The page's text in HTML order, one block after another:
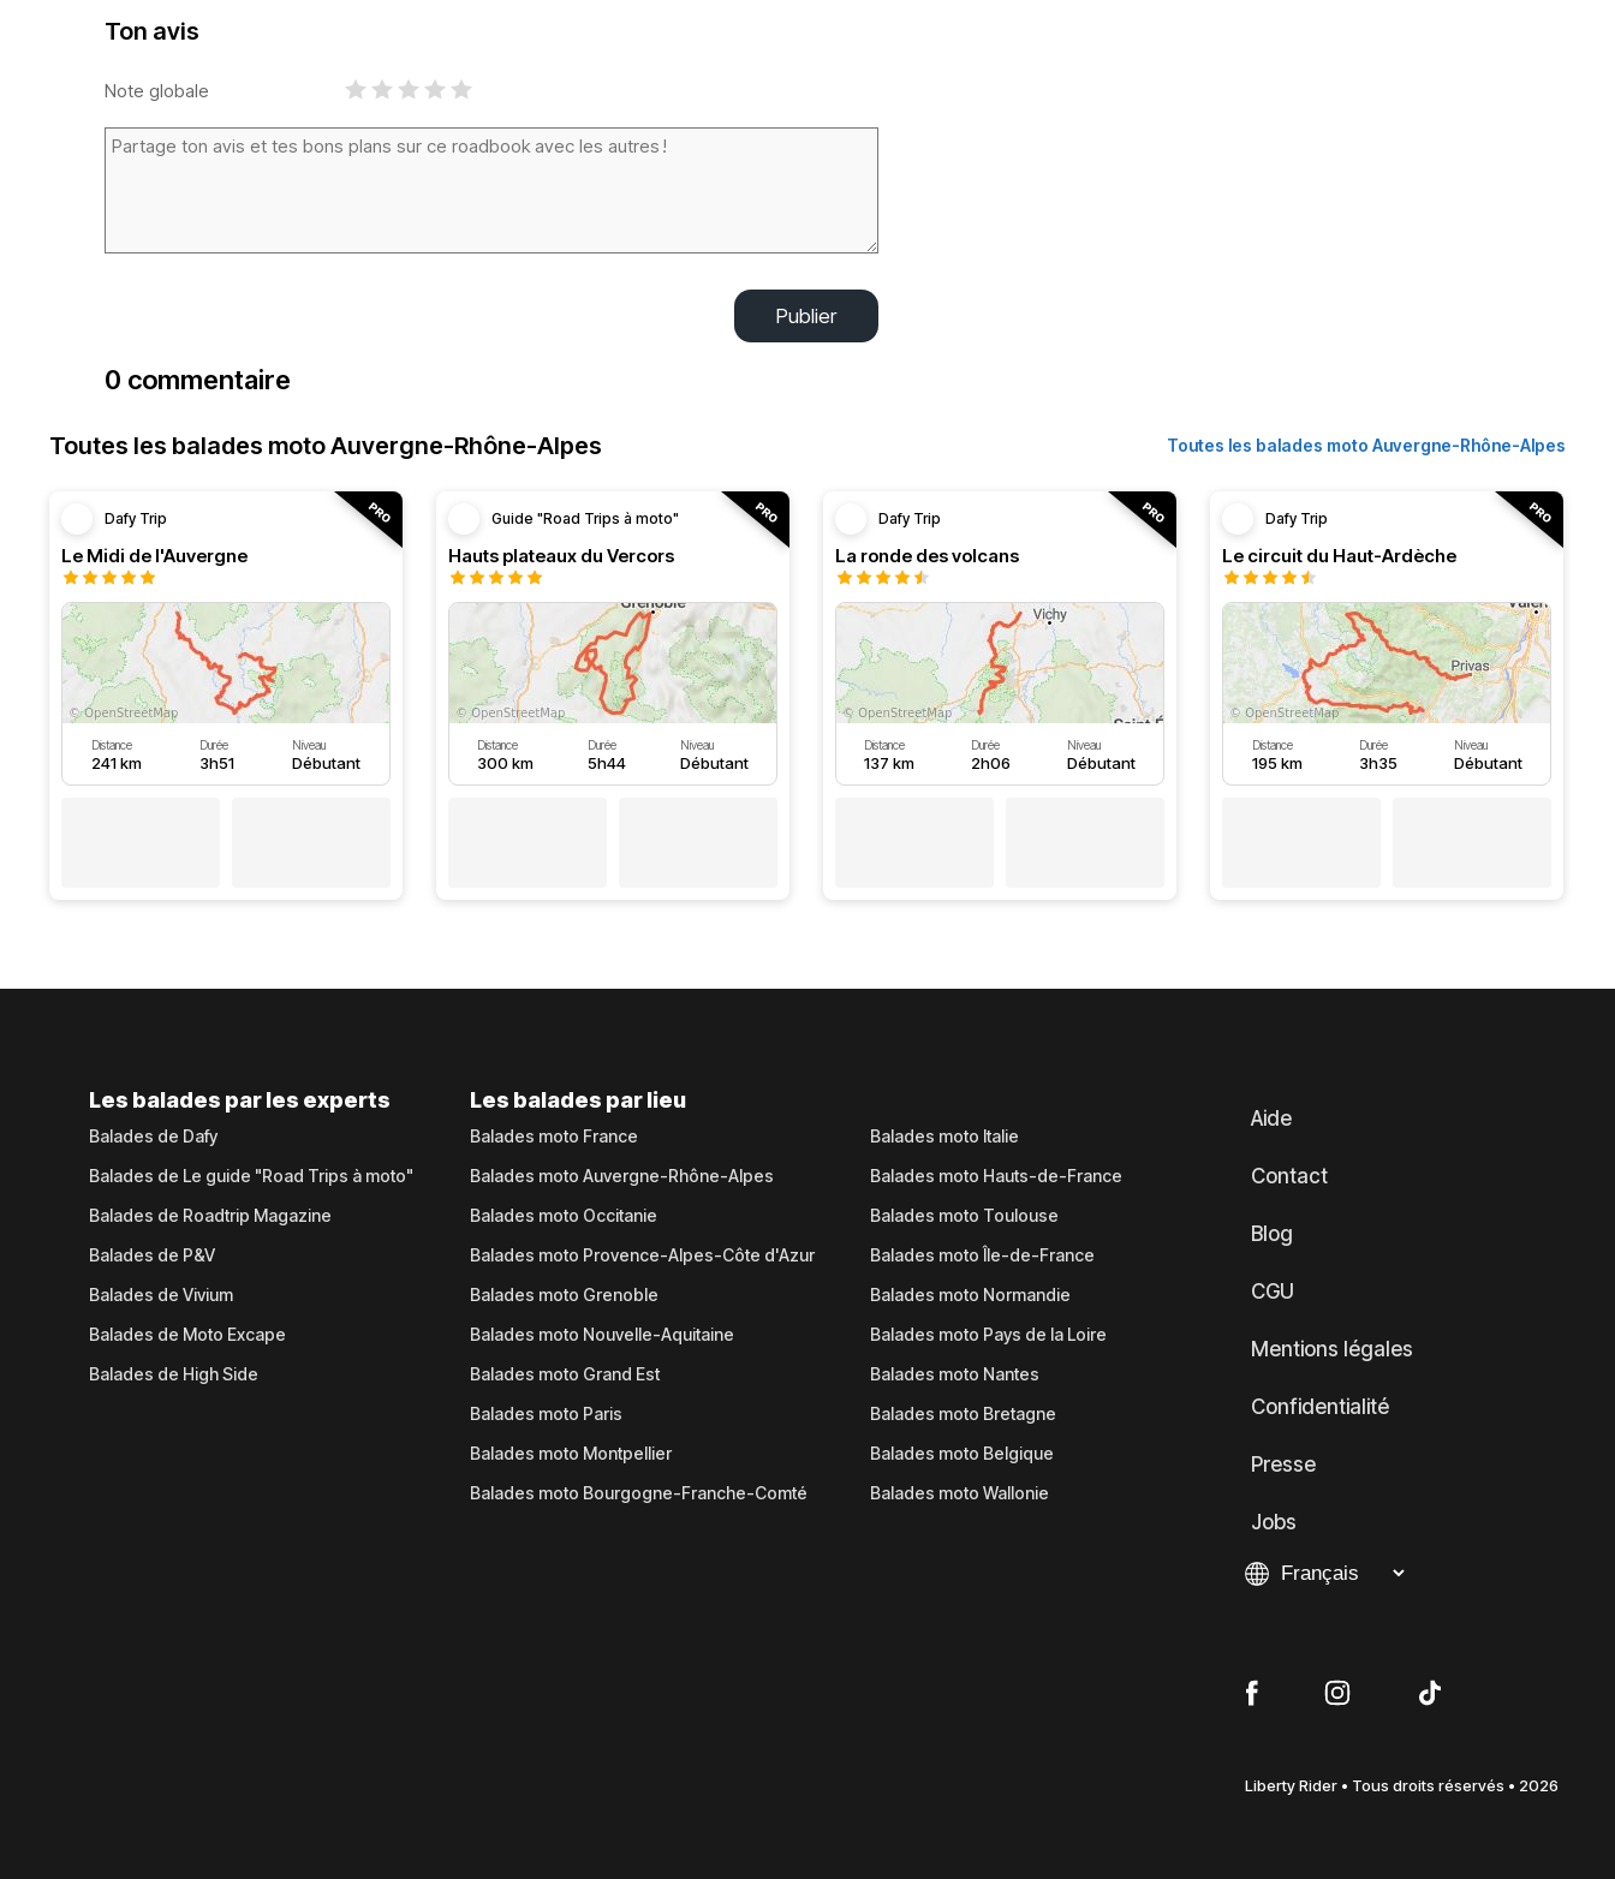
Ton avis
Note globale
Publier
0 commentaire
Toutes les balades moto Auvergne-Rhône-Alpes Toutes les balades moto Auvergne-Rhône-Alpes
Dafy Trip
Le Midi de l'Auvergne
Distance
241 km
Durée
3h51
Niveau
Débutant
Guide "Road Trips à moto"
Hauts plateaux du Vercors
Distance
300 km
Durée
5h44
Niveau
Débutant
Dafy Trip
La ronde des volcans
Distance
137 km
Durée
2h06
Niveau
Débutant
Dafy Trip
Le circuit du Haut-Ardèche
Distance
195 km
Durée
3h35
Niveau
Débutant
Les balades par les experts
Balades de Dafy
Balades de Le guide "Road Trips à moto"
Balades de Roadtrip Magazine
Balades de P&V
Balades de Vivium
Balades de Moto Excape
Balades de High Side
Les balades par lieu
Balades moto France
Balades moto Auvergne-Rhône-Alpes
Balades moto Occitanie
Balades moto Provence-Alpes-Côte d'Azur
Balades moto Grenoble
Balades moto Nouvelle-Aquitaine
Balades moto Grand Est
Balades moto Paris
Balades moto Montpellier
Balades moto Bourgogne-Franche-Comté
Balades moto Italie
Balades moto Hauts-de-France
Balades moto Toulouse
Balades moto Île-de-France
Balades moto Normandie
Balades moto Pays de la Loire
Balades moto Nantes
Balades moto Bretagne
Balades moto Belgique
Balades moto Wallonie
Aide
Contact
Blog
CGU
Mentions légales
Confidentialité
Presse
Jobs
Liberty Rider • Tous droits réservés • 2026